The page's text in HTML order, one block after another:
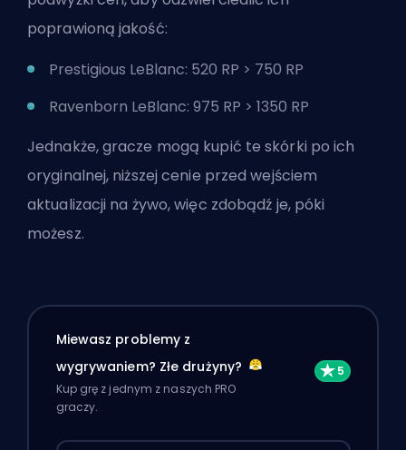
poprawioną jakość:
Prestigious LeBlanc: 520 RP > 750 RP
Ravenborn LeBlanc: 975 RP > 1350 RP
Jednakże, gracze mogą kupić te skórki po ich
oryginalnej, niższej cenie przed wejściem
aktualizacji na żywo, więc zdobądź je, póki
możesz.
Miewasz problemy z
wygrywaniem? Złe drużyny?
Kup grę z jednym z naszych PRO
graczy.